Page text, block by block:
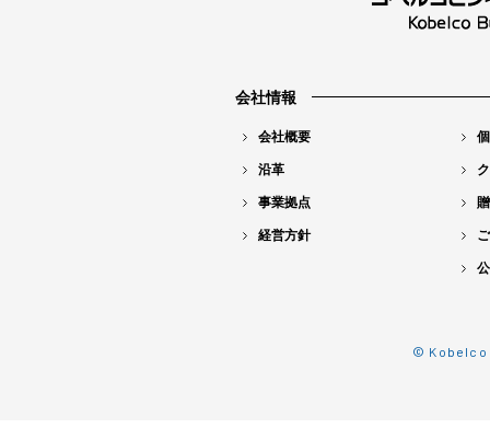
会社情報
会社概要
沿革
事業拠点
経営方針
©